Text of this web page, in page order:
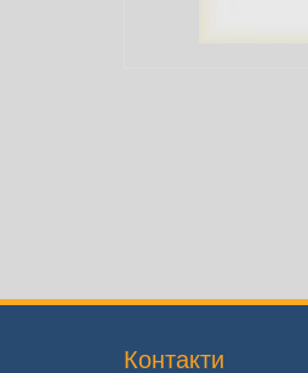
Контакти